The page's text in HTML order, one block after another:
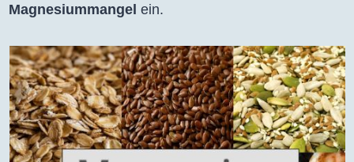
Magnesiummangel ein.